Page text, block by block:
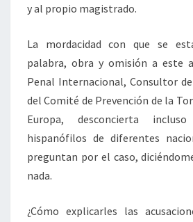
y al propio magistrado.
La mordacidad con que se
palabra, obra y omisión a este
Penal Internacional, Consultor
del Comité de Prevención de la
Europa, desconcierta
hispanófilos de diferentes
preguntan por el caso,
nada.
¿Cómo explicarles las